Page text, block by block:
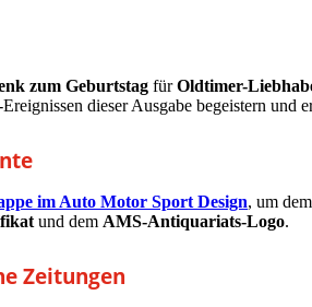
zum Geburtstag fürOldtimer-
dieser Ausgabe begeistern und
im Auto Motor Sport Design, um dem
und dem AMS-Antiquariats-Logo.
Zeitungen